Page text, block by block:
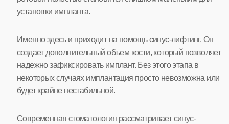
установки импланта.
Именно здесь и приходит на помощь синус-лифтинг. Он
создает дополнительный объем кости, который позволяет
надежно зафиксировать имплант. Без этого этапа в
некоторых случаях имплантация просто невозможна или
будет крайне нестабильной.
Современная стоматология рассматривает синус-